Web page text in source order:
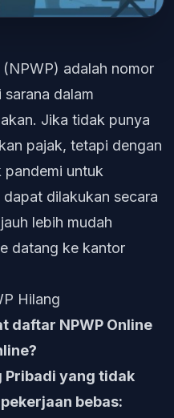
adalah nomor
dalam
Jika tidak punya
pajak, tetapi dengan
pandemi untuk
dilakukan secara
lebih mudah
datang ke kantor
Hilang
daftar NPWP Online
Pribadi yang tidak
bebas: